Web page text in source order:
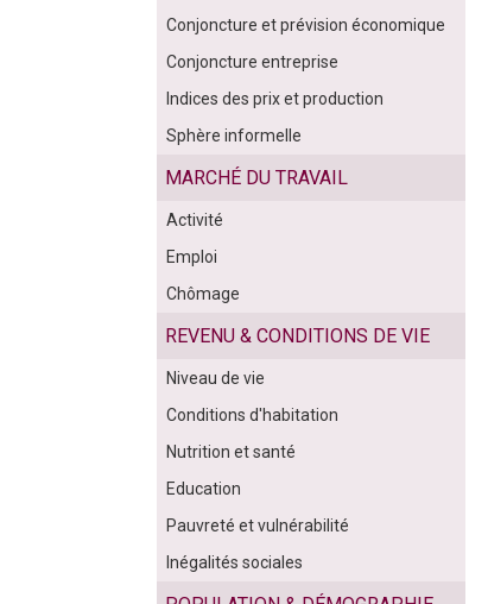
Conjoncture et prévision économique
Conjoncture entreprise
Indices des prix et production
Sphère informelle
MARCHÉ DU TRAVAIL
Activité
Emploi
Chômage
REVENU & CONDITIONS DE VIE
Niveau de vie
Conditions d'habitation
Nutrition et santé
Education
Pauvreté et vulnérabilité
Inégalités sociales